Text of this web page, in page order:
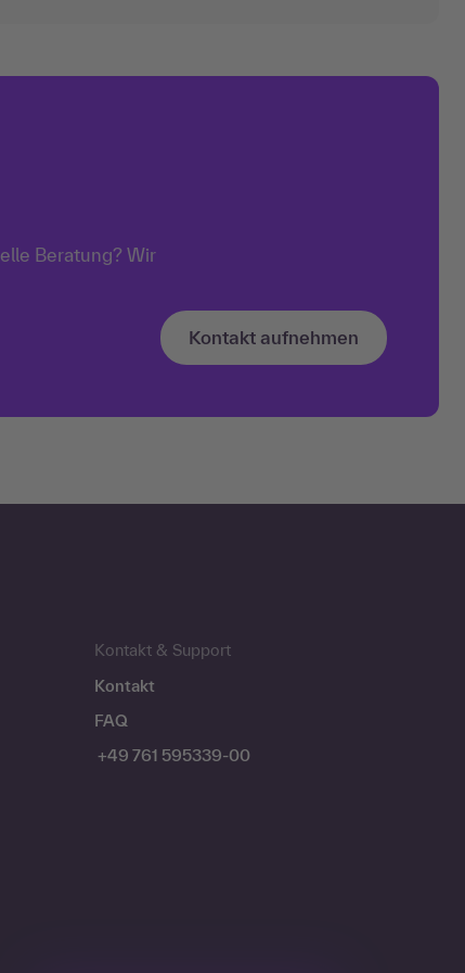
Das Wichtigste in Kürze Operatives
Beratung? Wir
Kontakt aufnehmen
Kontakt & Support
Kontakt
FAQ
+49 761 595339-00